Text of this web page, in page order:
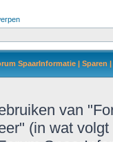
SpaarInformatie | Sparen
van
(in wat